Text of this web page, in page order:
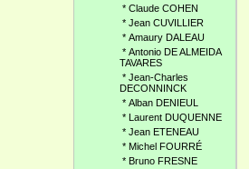
* Claude COHEN
* Jean CUVILLIER
* Amaury DALEAU
* Antonio DE ALMEIDA
TAVARES
* Jean-Charles
DECONNINCK
* Alban DENIEUL
* Laurent DUQUENNE
* Jean ETENEAU
* Michel FOURRÉ
* Bruno FRESNE